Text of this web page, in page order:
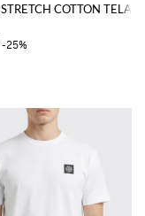
COTTON TELA
-25%